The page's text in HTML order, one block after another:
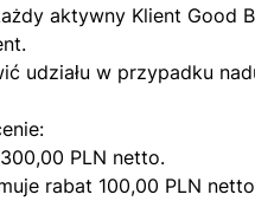
aktywny Klient Good
udziału w przypadku
PLN netto.
rabat 100,00 PLN